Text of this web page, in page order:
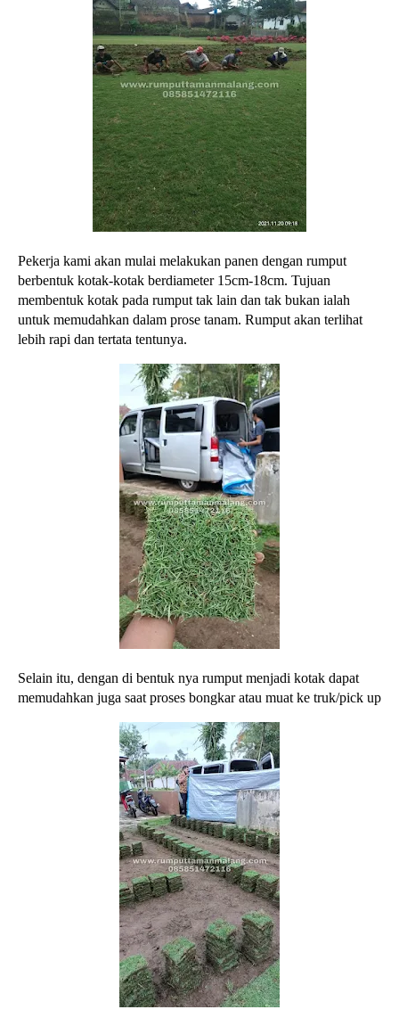
Pekerja kami akan mulai melakukan panen dengan rumput
berbentuk kotak-kotak berdiameter 15cm-18cm. Tujuan
membentuk kotak pada rumput tak lain dan tak bukan ialah
untuk memudahkan dalam prose tanam. Rumput akan terlihat
lebih rapi dan tertata tentunya.
Selain itu, dengan di bentuk nya rumput menjadi kotak dapat
memudahkan juga saat proses bongkar atau muat ke truk/pick up